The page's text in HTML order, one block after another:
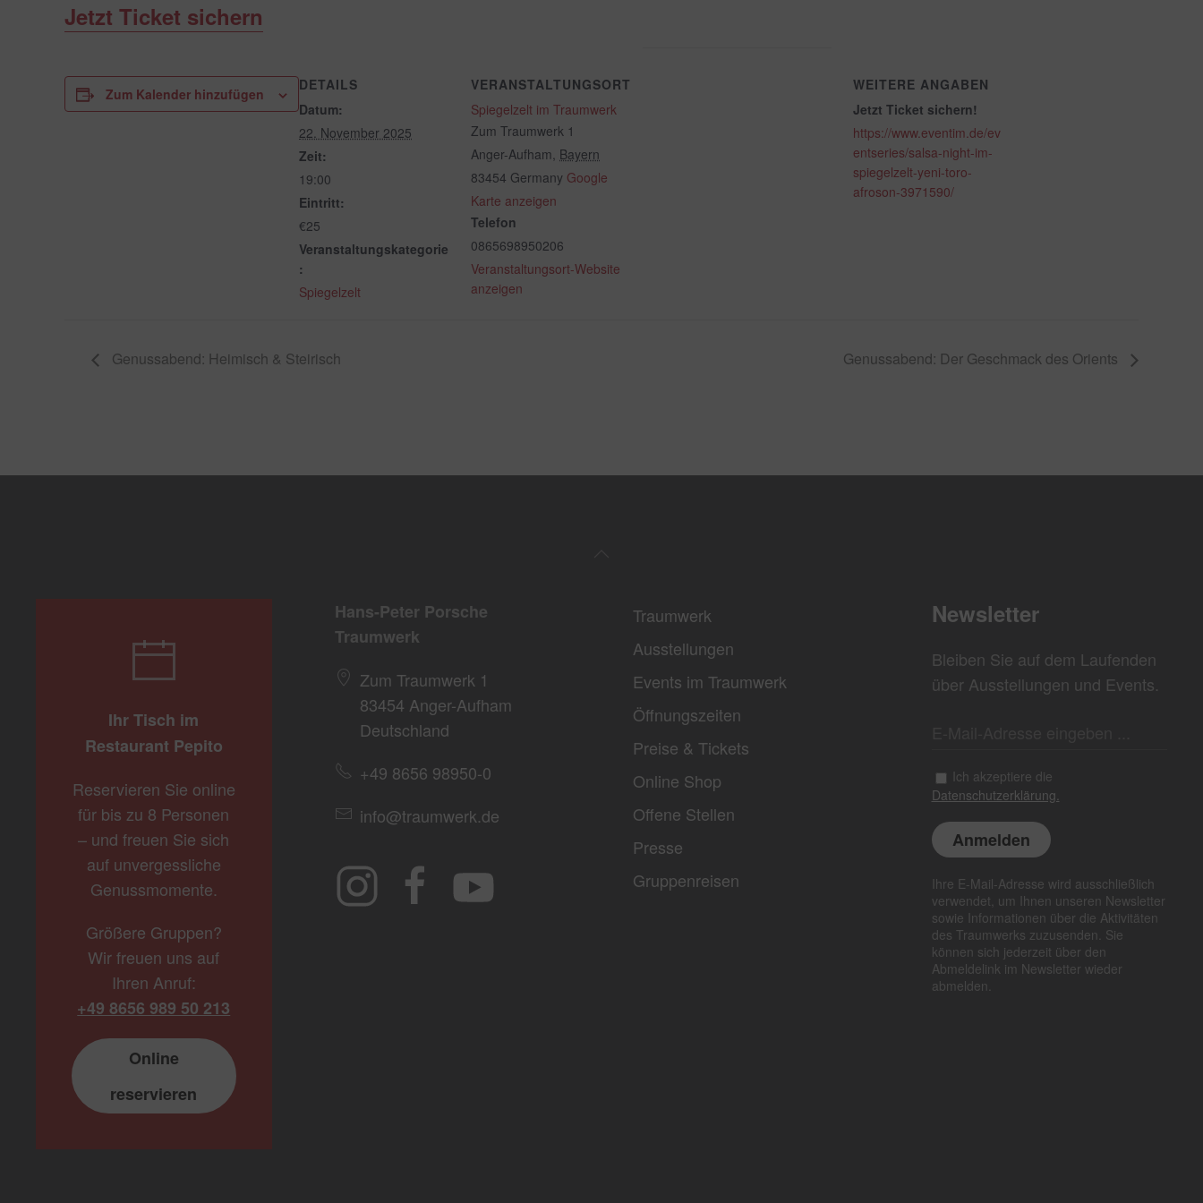
Jetzt Ticket sichern
Zum Kalender hinzufügen
DETAILS
Datum:
22. November 2025
Zeit:
19:00
Eintritt:
€25
Veranstaltungskategorie
:
Spiegelzelt
VERANSTALTUNGSORT
Spiegelzelt im Traumwerk
Zum Traumwerk 1
Anger-Aufham, Bayern
83454 Germany Google
Karte anzeigen
Telefon
0865698950206
Veranstaltungsort-Website
anzeigen
WEITERE ANGABEN
Jetzt Ticket sichern!
https://www.eventim.de/ev
entseries/salsa-night-im-
spiegelzelt-yeni-toro-
afroson-3971590/
Genussabend: Heimisch & Steirisch Genussabend: Der Geschmack des Orients
Ihr Tisch im
Restaurant Pepito
Reservieren Sie online
für bis zu 8 Personen
– und freuen Sie sich
auf unvergessliche
Genussmomente.
Größere Gruppen?
Wir freuen uns auf
Ihren Anruf:
+49 8656 989 50 213
Online
reservieren
Hans-Peter Porsche
Traumwerk
Zum Traumwerk 1
83454 Anger-Aufham
Deutschland
+49 8656 98950-0
info@traumwerk.de
Traumwerk
Ausstellungen
Events im Traumwerk
Öffnungszeiten
Preise & Tickets
Online Shop
Offene Stellen
Presse
Gruppenreisen
Newsletter
Bleiben Sie auf dem Laufenden
über Ausstellungen und Events.
Ich akzeptiere die
Datenschutzerklärung.
Ihre E-Mail-Adresse wird ausschließlich
verwendet, um Ihnen unseren Newsletter
sowie Informationen über die Aktivitäten
des Traumwerks zuzusenden. Sie
können sich jederzeit über den
Abmeldelink im Newsletter wieder
abmelden.